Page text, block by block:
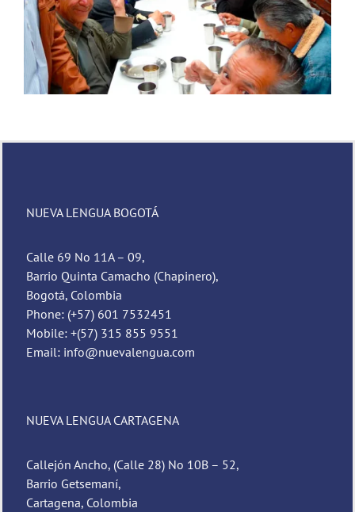
NUEVA LENGUA BOGOTÁ
Calle 69 No 11A – 09,
Barrio Quinta Camacho (Chapinero),
Bogotá, Colombia
Phone: (+57) 601 7532451
Mobile: +(57) 315 855 9551
Email: info@nuevalengua.com
NUEVA LENGUA CARTAGENA
Callejón Ancho, (Calle 28) No 10B – 52,
Barrio Getsemaní,
Cartagena, Colombia